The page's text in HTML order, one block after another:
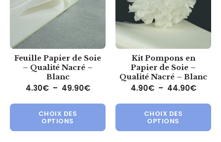
Feuille Papier de Soie
– Qualité Nacré –
Blanc
4.30€ – 49.90€Plage de prix : 4.30€ à 49.90€
CHOIX DES
OPTIONS
Ce produit a plusieurs
Kit Pompons en
Papier de Soie –
Qualité Nacré – Blanc
4.90€ – 44.90€Plage
CHOIX DES
OPTIONS